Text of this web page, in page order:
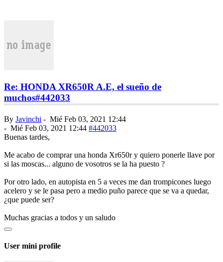
Re: HONDA XR650R A.E, el sueño de
muchos#442033
By Javinchi - Mié Feb 03, 2021 12:44
- Mié Feb 03, 2021 12:44 #442033
Buenas tardes,
Me acabo de comprar una honda Xr650r y quiero ponerle llave por
si las moscas... alguno de vosotros se la ha puesto ?
Por otro lado, en autopista en 5 a veces me dan trompicones luego
acelero y se le pasa pero a medio puño parece que se va a quedar,
¿que puede ser?
Muchas gracias a todos y un saludo
User mini profile